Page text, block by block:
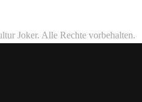
Joker. Alle Rechte vorbehalten.